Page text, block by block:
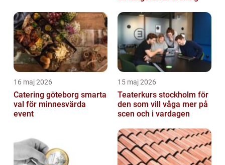
16 maj 2026
Catering göteborg smarta
val för minnesvärda
event
15 maj 2026
Teaterkurs stockholm för
den som vill våga mer på
scen och i vardagen